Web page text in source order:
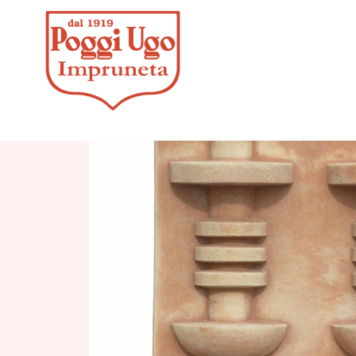
HOME/CONTEMPORANEI
TERRACOTTA PER PARETI